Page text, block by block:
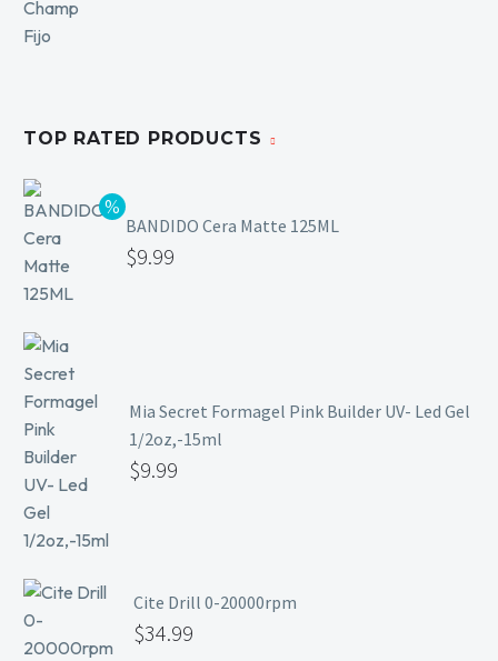
Ofertas
TOP RATED PRODUCTS
BANDIDO Cera Matte 125ML
$9.99
Mia Secret Formagel Pink Builder UV- Led Gel
1/2oz,-15ml
$9.99
Cite Drill 0-20000rpm
$34.99